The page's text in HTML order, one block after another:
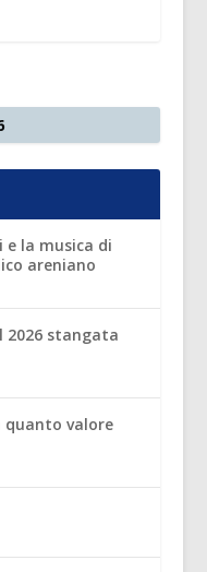
la musica di
areniano
2026 stangata
quanto valore